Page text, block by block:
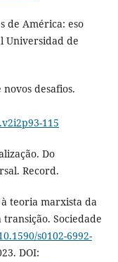
de América: eso
Universidad de
desafios.
115
Do
Record.
à teoria marxista da
Sociedade
s0102-6992-
DOI: